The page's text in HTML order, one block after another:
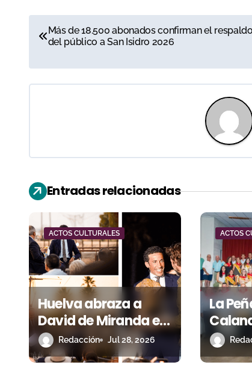
N
v
a
c
i
ó
n
d
e
e
n
Más de 18.500 abonados confirman el respaldo
del público a San Isidro 2026
Entradas relacionadas
ACTOS CULTURALES
Huelva abraza a
David de Miranda en
sus diez años de
alternativa
Redacción Jul 28, 2026
ACTOS
La
sus